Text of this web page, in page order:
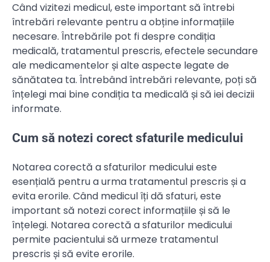
Când vizitezi medicul, este important să întrebi
întrebări relevante pentru a obține informațiile
necesare. Întrebările pot fi despre condiția
medicală, tratamentul prescris, efectele secundare
ale medicamentelor și alte aspecte legate de
sănătatea ta. Întrebând întrebări relevante, poți să
înțelegi mai bine condiția ta medicală și să iei decizii
informate.
Cum să notezi corect sfaturile medicului
Notarea corectă a sfaturilor medicului este
esențială pentru a urma tratamentul prescris și a
evita erorile. Când medicul îți dă sfaturi, este
important să notezi corect informațiile și să le
înțelegi. Notarea corectă a sfaturilor medicului
permite pacientului să urmeze tratamentul
prescris și să evite erorile.